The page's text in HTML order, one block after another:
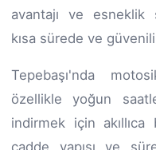
avantajı ve esneklik
kısa sürede ve
Tepebaşı'nda
özellikle yoğun
indirmek için
cadde yapısı ve